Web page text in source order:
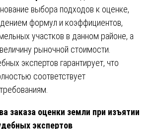
выбора подходов к оценке,
формул и коэффициентов,
участков в данном районе, а
рыночной стоимости.
экспертов гарантирует, что
соответствует
заказа оценки земли при изъятии
экспертов